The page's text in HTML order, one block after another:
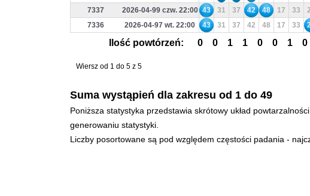
7337 2026-04-99 czw. 22:00 43 31 37 42 48 17 33
7336
2026-04-97 wt. 22:00 43 31 37 42 48 17 33
Ilość powtórzeń: 0 0 1 1 0 0 1 0
Wiersz od 1 do 5 z 5
Suma wystąpień dla zakresu od 1 do 49
Poniższa statystyka przedstawia skrótowy układ
generowaniu statystyki.
Liczby posortowane są pod względem częstości padania -